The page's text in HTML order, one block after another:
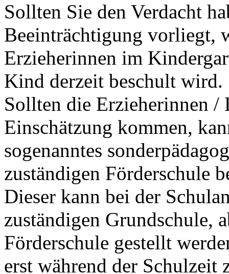
Sollten Sie den Verdacht
Beeinträchtigung vorliegt,
Erzieherinnen im
Kind derzeit beschult wird.
Sollten die Erzieherinnen /
Einschätzung kommen,
sogenanntes
zuständigen Förderschule
Dieser kann bei der
zuständigen Grundschule,
Förderschule gestellt
erst während der Schulzeit